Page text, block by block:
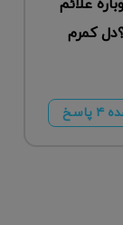
علائم
کمرم